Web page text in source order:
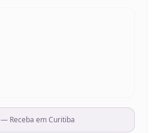
— Receba emCuritiba